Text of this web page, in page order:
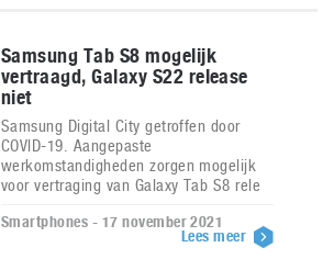
Samsung Tab S8 mogelijk
vertraagd, Galaxy S22 release
niet
Samsung Digital City getroffen door
COVID-19. Aangepaste
werkomstandigheden zorgen mogelijk
voor vertraging van Galaxy Tab S8 rele
Smartphones - 17 november 2021
Lees meer